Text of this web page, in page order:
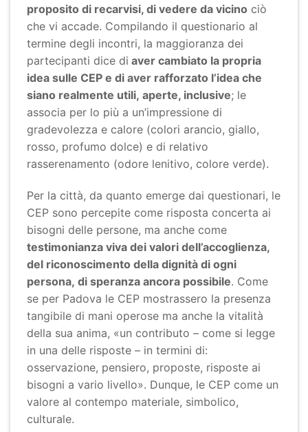
proposito di recarvisi, di vedere da vicino ciò
che vi accade. Compilando il questionario al
termine degli incontri, la maggioranza dei
partecipanti dice di aver cambiato la propria
idea sulle CEP e di aver rafforzato l’idea che
siano realmente utili, aperte, inclusive; le
associa per lo più a un’impressione di
gradevolezza e calore (colori arancio, giallo,
rosso, profumo dolce) e di relativo
rasserenamento (odore lenitivo, colore verde).
Per la città, da quanto emerge dai questionari, le
CEP sono percepite come risposta concerta ai
bisogni delle persone, ma anche come
testimonianza viva dei valori dell’accoglienza,
del riconoscimento della dignità di ogni
persona, di speranza ancora possibile. Come
se per Padova le CEP mostrassero la presenza
tangibile di mani operose ma anche la vitalità
della sua anima, «un contributo – come si legge
in una delle risposte – in termini di:
osservazione, pensiero, proposte, risposte ai
bisogni a vario livello». Dunque, le CEP come un
valore al contempo materiale, simbolico,
culturale.